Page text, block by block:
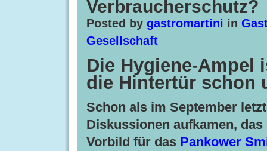
Verbraucherschutz?
Posted by gastromartini in
Gesellschaft
Die Hygiene-Ampel
die Hintertür schon
Schon als im September
Diskussionen aufkamen, das
Vorbild für das Pankower